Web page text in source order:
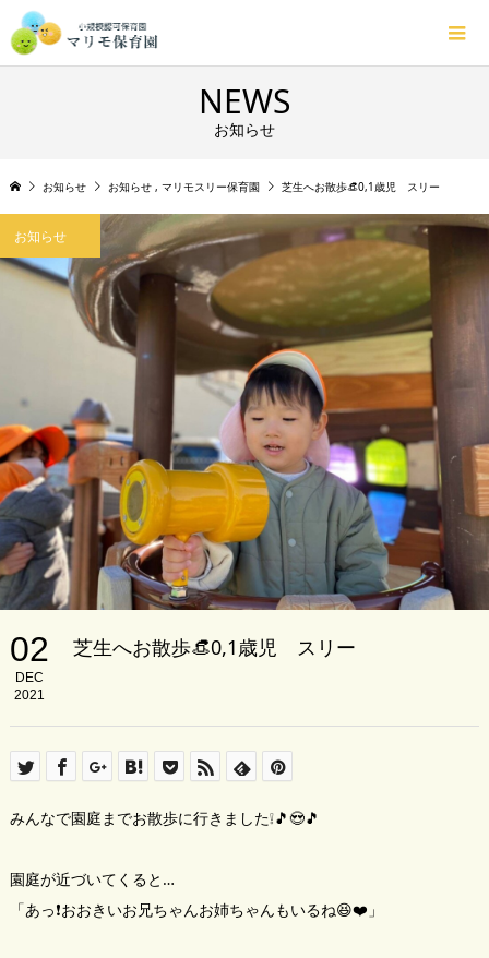
NEWS
お知らせ
お知らせ お知らせ , マリモスリー保育園 芝生へお散歩👒0,1歳児 スリー
お知らせ
02
DEC
2021
芝生へお散歩👒0,1歳児 スリー
みんなで園庭までお散歩に行きました❕🎵😍🎵
園庭が近づいてくると…
「あっ❗おおきいお兄ちゃんお姉ちゃんもいるね😆❤️」